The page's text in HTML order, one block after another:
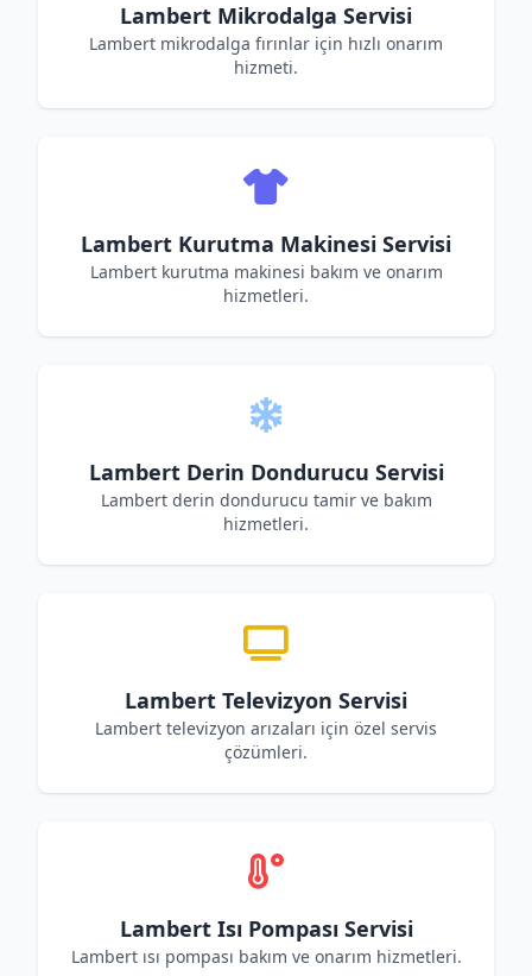
Lambert Mikrodalga Servisi
Lambert mikrodalga fırınlar için hızlı onarım
hizmeti.
Lambert Kurutma Makinesi Servisi
Lambert kurutma makinesi bakım ve onarım
hizmetleri.
Lambert Derin Dondurucu Servisi
Lambert derin dondurucu tamir ve bakım
hizmetleri.
Lambert Televizyon Servisi
Lambert televizyon arızaları için özel servis
çözümleri.
Lambert Isı Pompası Servisi
Lambert ısı pompası bakım ve onarım hizmetleri.